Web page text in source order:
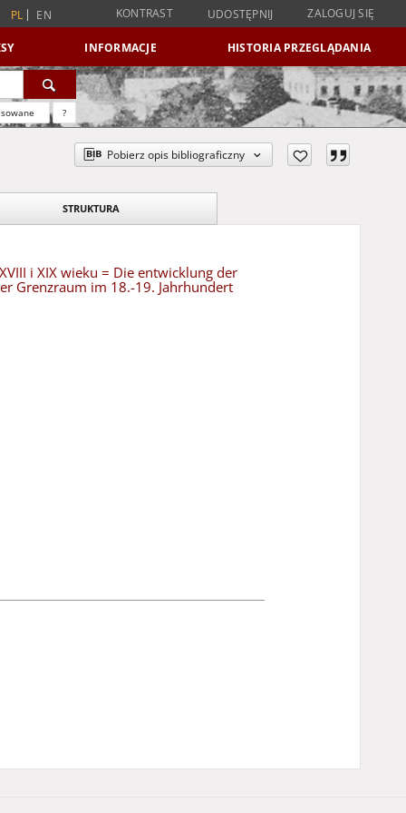
PL EN KONTRAST UDOSTĘPNIJ ZALOGUJ SIĘ
INFORMACJE HISTORIA PRZEGLĄDANIA
?
Pobierz opis bibliograficzny
STRUKTURA
i XIX wieku = Die entwicklung der
Grenzraum im 18.-19. Jahrhundert